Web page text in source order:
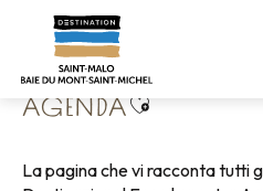
contenu
principal
Home Vivere come a casa
AGENDAAjouter aux
La pagina che vi racconta tutti